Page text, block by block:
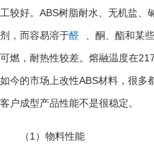
工较好。 ABS树脂耐水、无机盐、
剂，而容易溶于醛 、酮、酯和某
可燃，耐热性较差。熔融温度在
如今的市场上改性ABS材料，很多
客户成型产品性能不是很稳定。
（ 1 ）物料性能